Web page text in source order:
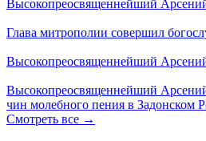
Высокопреосвященнейший
Глава митрополии совершил
Высокопреосвященнейший
Высокопреосвященнейший
чин молебного пения в Задонском
Смотреть все →